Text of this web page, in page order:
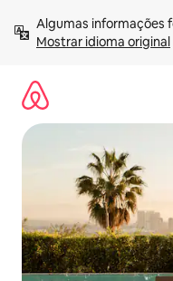
para
Mostrar idioma original